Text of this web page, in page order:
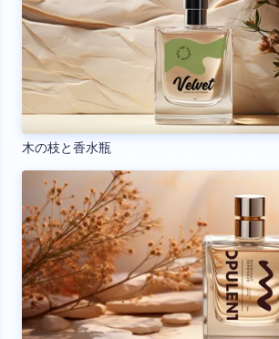
木の枝と香水瓶